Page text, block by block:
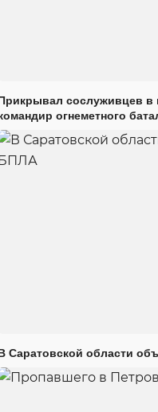
сослуживцев в
огнеметного
Саратовской области